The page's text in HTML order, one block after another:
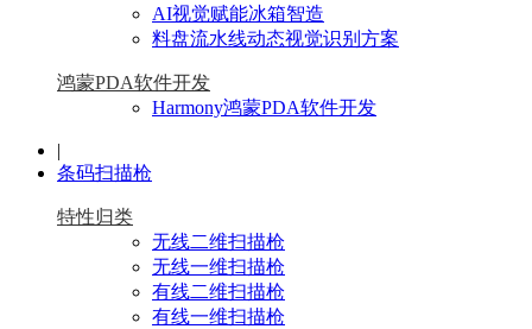
AI视觉赋能冰箱智造
料盘流水线动态视觉识别方案
鸿蒙PDA软件开发
Harmony鸿蒙PDA软件开发
|
条码扫描枪
特性归类
无线二维扫描枪
无线一维扫描枪
有线二维扫描枪
有线一维扫描枪